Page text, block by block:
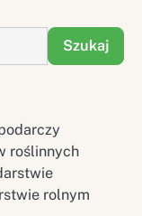
Szukaj
roślinnych
rolnym